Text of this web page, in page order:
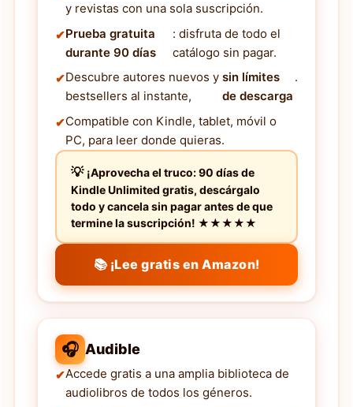
y revistas con una sola suscripción.
Prueba gratuita
durante 90 días
: disfruta de todo el
catálogo sin pagar.
Descubre autores nuevos y
bestsellers al instante,
sin límites
de descarga
.
Compatible con Kindle, tablet, móvil o
PC, para leer donde quieras.
¡Aprovecha el truco: 90 días de
Kindle Unlimited gratis, descárgalo
todo y cancela sin pagar antes de que
termine la suscripción! ★★★★★
📚 ¡Lee gratis en Amazon!
🎧 Audible
Accede gratis a una amplia biblioteca de
audiolibros de todos los géneros.